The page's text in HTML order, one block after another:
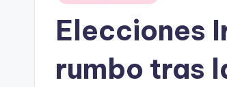
Elecciones
rumbo tras